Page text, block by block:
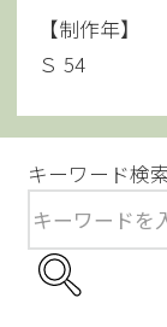
【制作年】
Ｓ 54
キーワード検索